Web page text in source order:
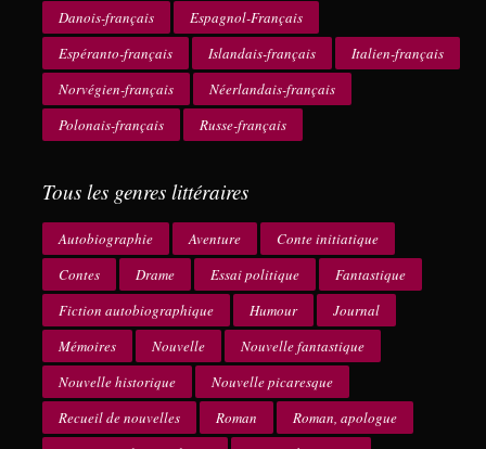
Danois-français
Espagnol-Français
Espéranto-français
Islandais-français
Italien-français
Norvégien-français
Néerlandais-français
Polonais-français
Russe-français
Tous les genres littéraires
Autobiographie Aventure
Conte initiatique
Contes
Drame Essai politique
Fantastique
Fiction autobiographique
Humour
Journal
Mémoires
Nouvelle
Nouvelle fantastique
Nouvelle historique
Nouvelle picaresque
Recueil de nouvelles
Roman
Roman, apologue